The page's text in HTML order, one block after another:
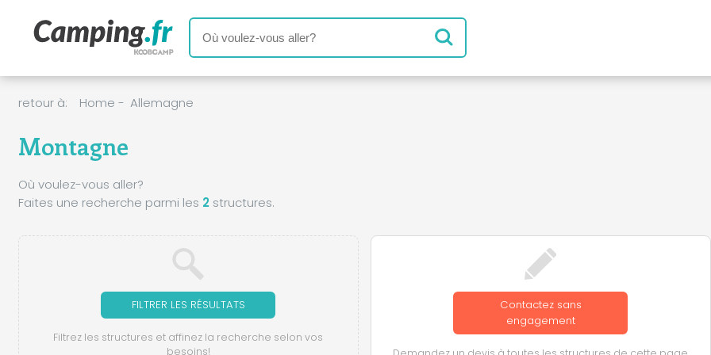
retour à: Home - Allemagne
Montagne
Où voulez-vous aller?
Faites une recherche parmi les 2structures.
FILTRER LES RÉSULTATS
Filtrez les structures et affinez la recherche selon vos
besoins!
Contactez sans
engagement